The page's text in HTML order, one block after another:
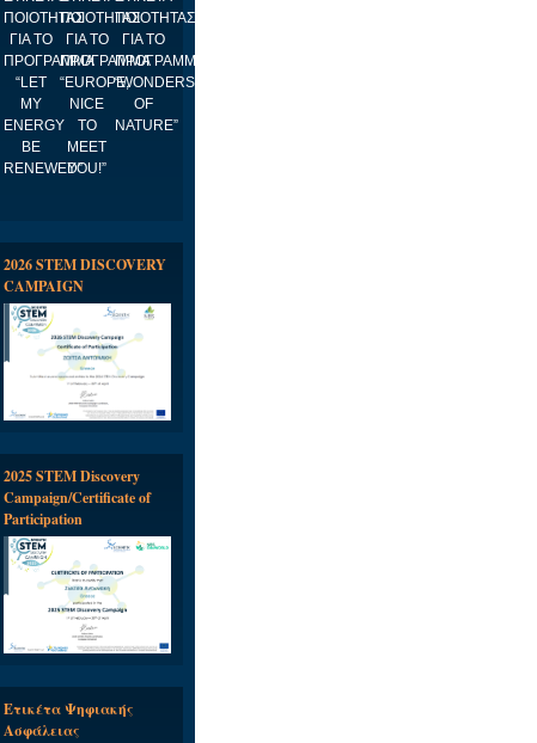
ΠΟΙΟΤΗΤΑΣ
ΓΙΑ ΤΟ
ΠΡΟΓΡΑΜΜΑ
“LET
MY
ENERGY
BE
RENEWED”
ΠΟΙΟΤΗΤΑΣ
ΓΙΑ ΤΟ
ΠΡΟΓΡΑΜΜΑ
“EUROPE,
NICE
TO
MEET
YOU!”
ΠΟΙΟΤΗΤΑΣ
ΓΙΑ ΤΟ
ΠΡΟΓΡΑΜΜΑ
“WONDERS
OF
NATURE”
2026 STEM DISCOVERY
CAMPAIGN
2025 STEM Discovery
Campaign/Certificate of
Participation
Ετικέτα Ψηφιακής
Ασφάλειας